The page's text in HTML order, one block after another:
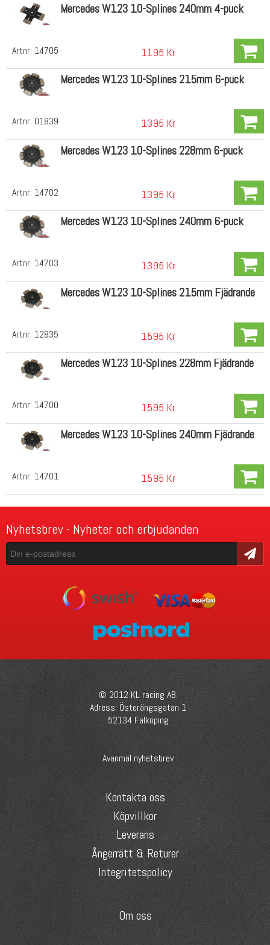
Artnr: 14705
Mercedes W123 10-Splines 240mm 4-puck
1195 Kr
Artnr: 01839
Mercedes W123 10-Splines 215mm 6-puck
1395 Kr
Artnr: 14702
Mercedes W123 10-Splines 228mm 6-puck
1395 Kr
Artnr: 14703
Mercedes W123 10-Splines 240mm 6-puck
1395 Kr
Artnr: 12835
Mercedes W123 10-Splines 215mm Fjädrande
1595 Kr
Artnr: 14700
Mercedes W123 10-Splines 228mm Fjädrande
1595 Kr
Artnr: 14701
Mercedes W123 10-Splines 240mm Fjädrande
1595 Kr
Nyhetsbrev - Nyheter och erbjudanden
Skicka
© 2012 KL racing AB.
Adress: Österängsgatan 1
52134 Falköping
Avanmäl nyhetsbrev
Kontakta oss
Köpvillkor
Leverans
Ångerrätt & Returer
Integritetspolicy
Om oss